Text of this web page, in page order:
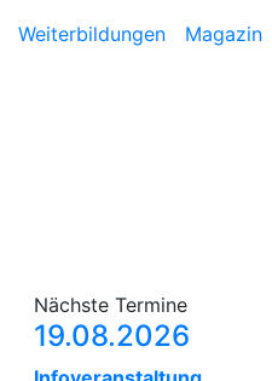
Weiterbildungen Magazin
Nächste Termine
19.08.2026